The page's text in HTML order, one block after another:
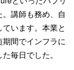
講師も務め、自
います。本業と
間でインフラに
毎日でした。